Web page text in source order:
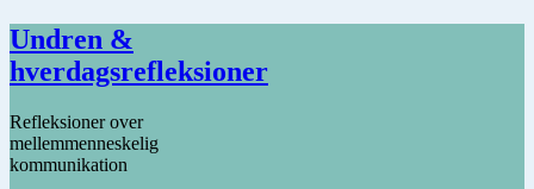
Undren &
hverdagsrefleksioner
Refleksioner over
mellemmenneskelig
kommunikation